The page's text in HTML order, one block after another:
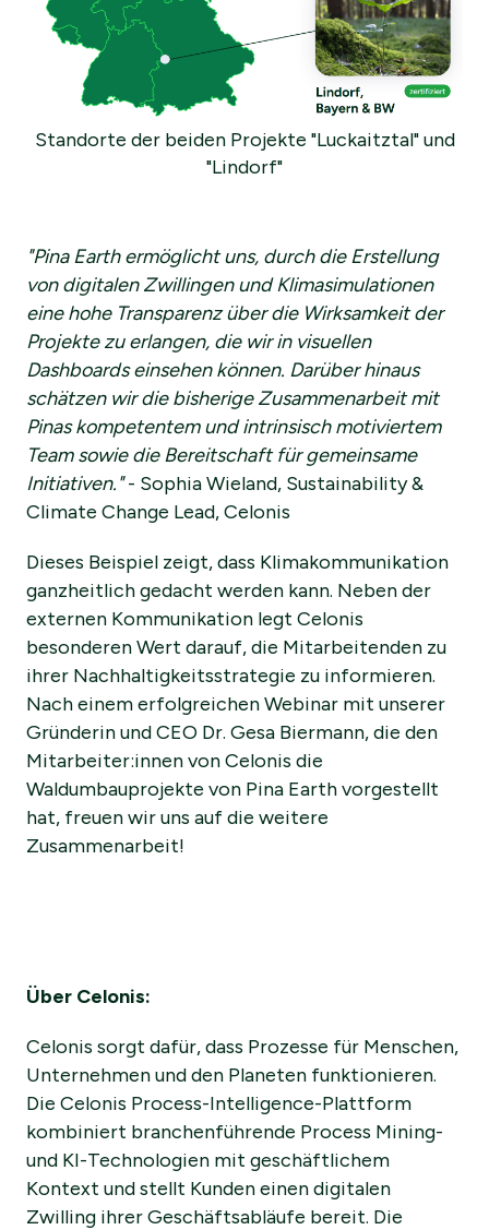
Standorte der beiden Projekte "Luckaitztal" und
"Lindorf"
"Pina Earth ermöglicht uns, durch die Erstellung
von digitalen Zwillingen und Klimasimulationen
eine hohe Transparenz über die Wirksamkeit der
Projekte zu erlangen, die wir in visuellen
Dashboards einsehen können. Darüber hinaus
schätzen wir die bisherige Zusammenarbeit mit
Pinas kompetentem und intrinsisch motiviertem
Team sowie die Bereitschaft für gemeinsame
Initiativen."- Sophia Wieland, Sustainability &
Climate Change Lead, Celonis
Dieses Beispiel zeigt, dass Klimakommunikation
ganzheitlich gedacht werden kann. Neben der
externen Kommunikation legt Celonis
besonderen Wert darauf, die Mitarbeitenden zu
ihrer Nachhaltigkeitsstrategie zu informieren.
Nach einem erfolgreichen Webinar mit unserer
Gründerin und CEO Dr. Gesa Biermann, die den
Mitarbeiter:innen von Celonis die
Waldumbauprojekte von Pina Earth vorgestellt
hat, freuen wir uns auf die weitere
Zusammenarbeit!
Über Celonis:
Celonis sorgt dafür, dass Prozesse für Menschen,
Unternehmen und den Planeten funktionieren.
Die Celonis Process-Intelligence-Plattform
kombiniert branchenführende Process Mining-
und KI-Technologien mit geschäftlichem
Kontext und stellt Kunden einen digitalen
Zwilling ihrer Geschäftsabläufe bereit. Die